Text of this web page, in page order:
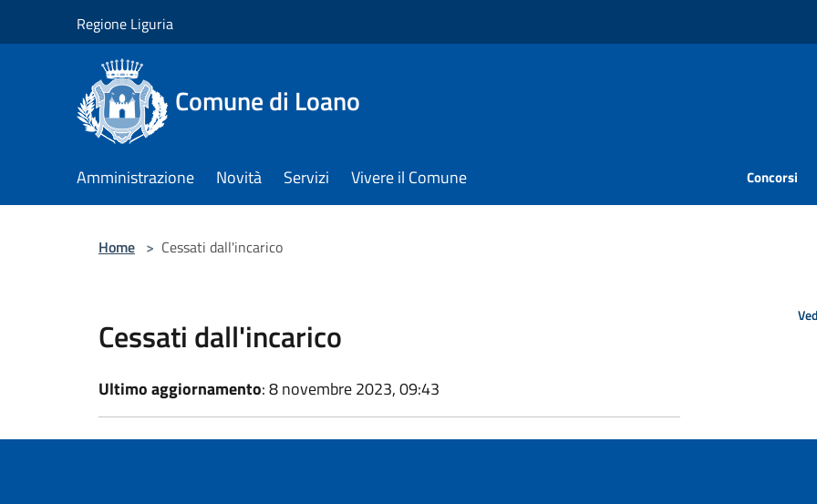
Regione Liguria
Comune di Loano
Amministrazione Novità Servizi Vivere il Comune Concorsi
Home > Cessati dall'incarico
Cessati dall'incarico
Ultimo aggiornamento: 8 novembre 2023, 09:43